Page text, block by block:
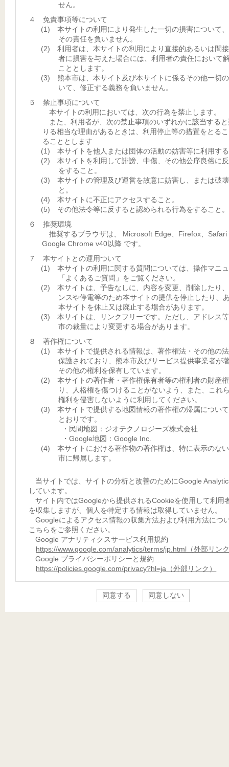
せん。
４ 免責事項等について
(1) 本サイトの利用により発生した一切の損害について
その責任を負いません。
(2) 利用者は、本サイトの利用により直接的あるいは間
者に損害を与えた場合には、利用者の責任において
こととします。
(3) 熊本市は、本サイト及び本サイトに係るその他一切
いて、修正する義務を負いません。
５ 禁止事項について
本サイトの利用においては、次の行為を禁止します。
また、利用者が、次の禁止事項のいずれかに該当する
りる相当な理由があるときは、利用停止等の措置をとる
ることとします
(1) 本サイトを他人または団体の活動の妨害等に利用す
(2) 本サイトを利用して誹謗、中傷、その他公序良俗に
をすること。
(3) 本サイトの管理及び運営を故意に妨害し、または破
と。
(4) 本サイトに不正にアクセスすること。
(5) その他法令等に反すると認められる行為をすること。
６ 推奨環境
推奨するブラウザは、 Microsoft Edge、Firefox、Safari
Google Chrome v40以降 です。
７ 本サイトとの運用ついて
(1) 本サイトの利用に関する質問については、操作マニ
「よくあるご質問」をご覧ください。
(2) 本サイトは、予告なしに、内容を変更、削除したり
ンスや停電等のため本サイトの提供を停止したり、
本サイトを休止又は廃止する場合があります。
(3) 本サイトは、リンクフリーです。ただし、アドレス
市の裁量により変更する場合があります。
８ 著作権について
(1) 本サイトで提供される情報は、著作権法・その他の
保護されており、熊本市及びサービス提供事業者が
その他の権利を保有しています。
(2) 本サイトの著作者・著作権保有者等の権利者の財産
り、人格権を傷つけることがないよう、また、これ
権利を侵害しないように利用してください。
(3) 本サイトで提供する地図情報の著作権の帰属につい
とおりです。
・民間地図：ジオテクノロジーズ株式会社
・Google地図：Google Inc.
(4) 本サイトにおける著作物の著作権は、特に表示のな
市に帰属します。
当サイトでは、サイトの分析と改善のためにGoogle
しています。
サイト内ではGoogleから提供されるCookieを使用して利用
を収集しますが、個人を特定する情報は取得していません。
Googleによるアクセス情報の収集方法および利用方法につ
こちらをご参照ください。
Google アナリティクスサービス利用規約
https://www.google.com/analytics/terms/jp.html（外部リン
Google プライバシーポリシーと規約
https://policies.google.com/privacy?hl=ja（外部リンク）
同意する 同意しない